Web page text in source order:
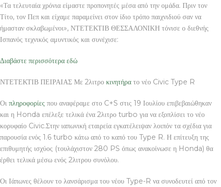
«Τα τελευταία χρόνια είμαστε προπονητές μέσα από την ομάδα. Πριν τον
Τίτο, τον Πεπ και είχαμε παραμείνει στον ίδιο τρόπο παιχνιδιού σαν να
ήμασταν σκλαβωμένοι», ΝΤΕΤΕΚΤΙΒ ΘΕΣΣΑΛΟΝΙΚΗ τόνισε ο διεθνής
Ισπανός τεχνικός αμυντικός και συνέχισε:
Διαβάστε περισσότερα εδώ
ΝΤΕΤΕΚΤΙΒ ΠΕΙΡΑΙΑΣ Με 2λιτρο κινητήρα το νέο Civic Type R
Οι πληροφορίες που αναφέραμε στο C+S στις 19 Ιουλίου επιβεβαιώθηκαν
και η Honda επέλεξε τελικά ένα 2λιτρο turbo για να εξοπλίσει το νέο
κορυφαίο Civic.Στην ιαπωνική εταιρεία εγκατέλειψαν λοιπόν τα σχέδια για
παρουσία ενός 1.6 turbo κάτω από το καπό του Type R. Η επίτευξη της
επιθυμητής ισχύος (τουλάχιστον 280 PS όπως ανακοίνωσε η Honda) θα
έρθει τελικά μέσω ενός 2λιτρου συνόλου.
Οι Ιάπωνες θέλουν το λανσάρισμα του νέου Type-R να συνοδευτεί από τον